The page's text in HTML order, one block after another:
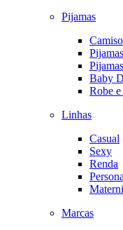
Pijamas
Pijamas
Baby
Robe
Linhas
Casual
Sexy
Renda
Marcas